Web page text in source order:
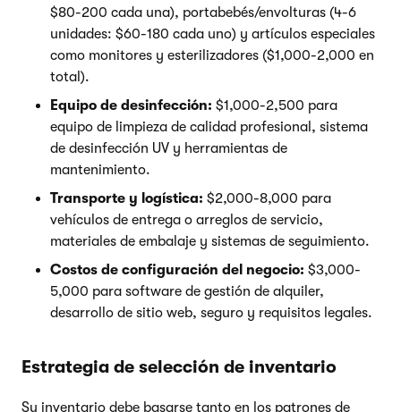
$80-200 cada una), portabebés/envolturas (4-6
unidades: $60-180 cada uno) y artículos especiales
como monitores y esterilizadores ($1,000-2,000 en
total).
Equipo de desinfección: $1,000-2,500 para
equipo de limpieza de calidad profesional, sistema
de desinfección UV y herramientas de
mantenimiento.
Transporte y logística: $2,000-8,000 para
vehículos de entrega o arreglos de servicio,
materiales de embalaje y sistemas de seguimiento.
Costos de configuración del negocio: $3,000-
5,000 para software de gestión de alquiler,
desarrollo de sitio web, seguro y requisitos legales.
Estrategia de selección de inventario
Su inventario debe basarse tanto en los patrones de